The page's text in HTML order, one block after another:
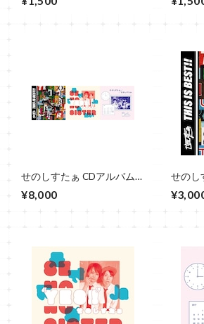
gas」【奇跡の入荷再び】
ングお
せのしすたぁ CDアルバム3
枚セット：幻の音源CD-R付
き
¥8,000
せのし
ム